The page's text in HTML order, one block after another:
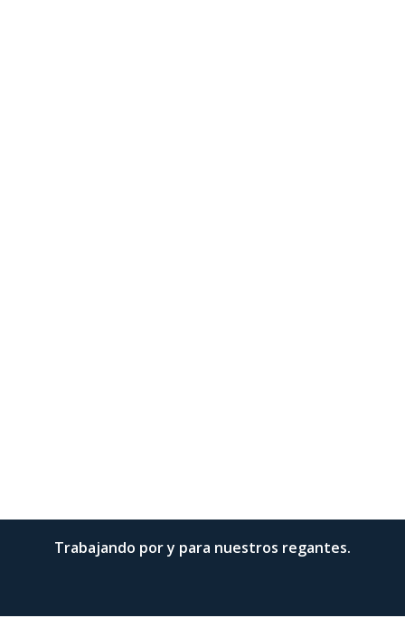
Trabajando por y para nuestros regantes.